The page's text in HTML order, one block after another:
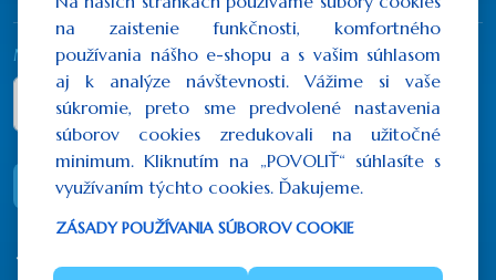
Množstvo
DO KOŠÍKA
na zaistenie funkčnosti, komfortného
používania nášho e-shopu a s vašim súhlasom
aj k analýze návštevnosti. Vážime si vaše
súkromie, preto sme predvolené nastavenia
súborov cookies zredukovali na užitočné
minimum. Kliknutím na „POVOLIŤ“ súhlasíte s
využívaním týchto cookies. Ďakujeme.
ZÁSADY POUŽÍVANIA SÚBOROV COOKIE